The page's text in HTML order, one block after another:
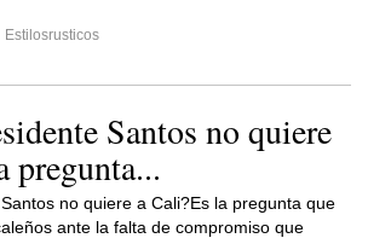
Estilosrusticos
Santos no quiere
pregunta...
no quiere a Cali?Es la pregunta que
ante la falta de compromiso que